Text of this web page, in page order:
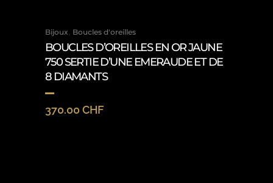
Bijoux, Boucles d'oreilles
BOUCLES D’OREILLES EN OR JAUNE
750 SERTIE D’UNE EMERAUDE ET DE
8 DIAMANTS
370.00 CHF